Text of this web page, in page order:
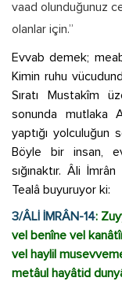
vaad olunduğunuz
olanlar için.”
Evvab demek;
Kimin ruhu
Sıratı Mustakîm
sonunda mutlaka
yaptığı yolculuğun
Böyle bir insan,
sığınaktır. Âli
Tealâ buyuruyor ki:
3/ÂLİ İMRÂN-14:
vel benîne vel
vel haylil
metâul hayâtid